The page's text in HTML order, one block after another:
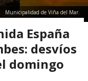
Municipalidad de Viña del Mar.
España
desvíos
domingo